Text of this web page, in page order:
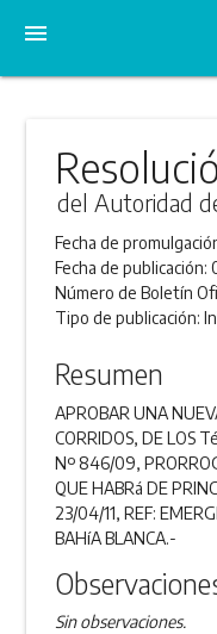
menu
del Autoridad
Fecha de
Fecha de publicación:
Número de Boletín
Tipo de publicación:
Resumen
APROBAR UNA
CORRIDOS, DE LOS
Nº 846/09,
QUE HABRá DE
23/04/11, REF:
BAHíA BLANCA.-
Sin observaciones.